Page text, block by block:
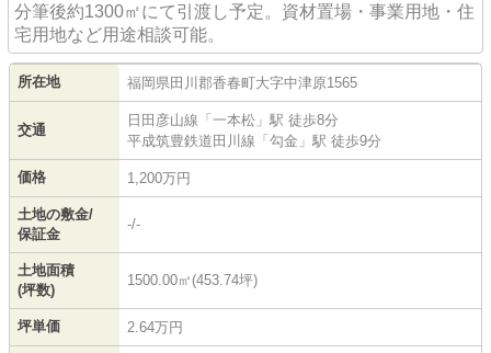
分筆後約1300㎡にて引渡し予定。資材置場・事業用地・住
宅用地など用途相談可能。
所在地 福岡県 田川郡香春町大字中津原1565
交通
日田彦山線 「 一本松 」駅 徒歩8分
平成筑豊鉄道田川線 「 勾金 」駅 徒歩9分
価格 1,200万円
土地の敷金/
保証金
-/-
土地面積
(坪数)
1500.00㎡(453.74坪)
坪単価 2.64万円